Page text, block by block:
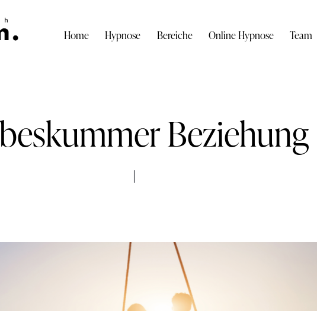
Home Hypnose Bereiche Online Hypnose Team
Beziehung